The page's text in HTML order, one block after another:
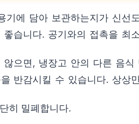
기에 담아 보관하는지가 신
습니다. 공기와의 접촉을 최
으면, 냉장고 안의 다른 음
반감시킬 수 있습니다. 상상
히 밀폐합니다.